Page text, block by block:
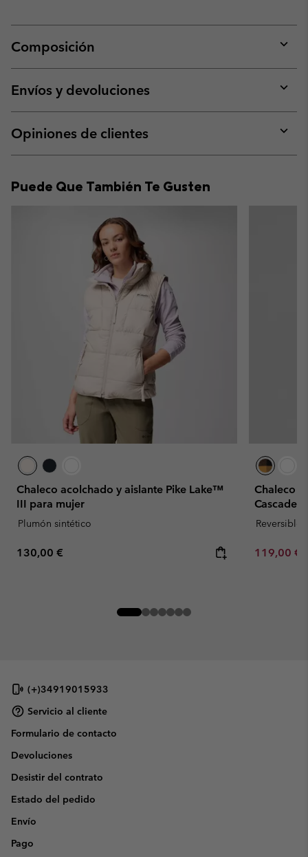
Composición
or
Envíos y devoluciones
or
Opiniones de clientes
or
Puede Que También Te Gusten
Chaleco acolchado y aislante Pike Lake™
III para mujer
Plumón sintético
Regular price:
130,00 €
Chaleco
Reversible
Sale price:
119,00 €
(+)34919015933
Servicio al cliente
Formulario de contacto
Devoluciones
Desistir del contrato
Estado del pedido
Envío
Pago